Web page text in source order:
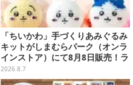
「ちいかわ」手づくりあみぐるみ
キットがしまむらパーク（オンラ
インストア）にて8月8日販売！ラ
インナップ全3種、初心者向きの
編み方で作れちゃう
2026.8.7